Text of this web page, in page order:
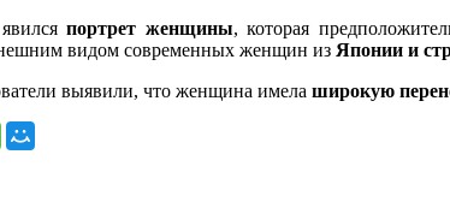
явилсяпортрет женщины, которая
видом современных женщин из Японии и
выявили, что женщина имела широкую